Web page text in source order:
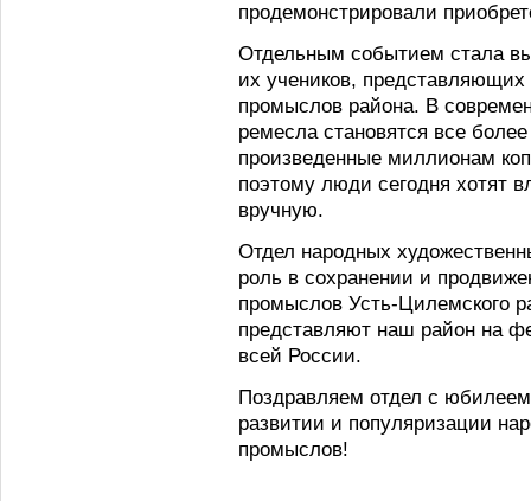
продемонстрировали
Отдельным событием стала
их учеников,
промыслов района. В
ремесла становятся все
произведенные миллионам
поэтому люди сегодня хотят
вручную.
Отдел народных
роль в сохранении и
промыслов Усть-Цилемского
представляют наш район на
всей России.
Поздравляем отдел с
развитии и популяризации
промыслов!